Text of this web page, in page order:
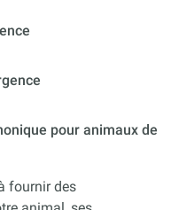
pour animaux de
fournir des